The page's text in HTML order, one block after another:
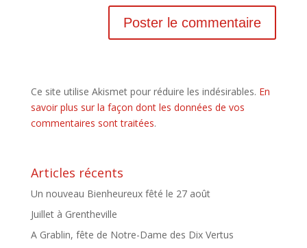
Ce site utilise Akismet pour réduire les indésirables. En
savoir plus sur la façon dont les données de vos
commentaires sont traitées.
Articles récents
Un nouveau Bienheureux fêté le 27 août
Juillet à Grentheville
A Grablin, fête de Notre-Dame des Dix Vertus